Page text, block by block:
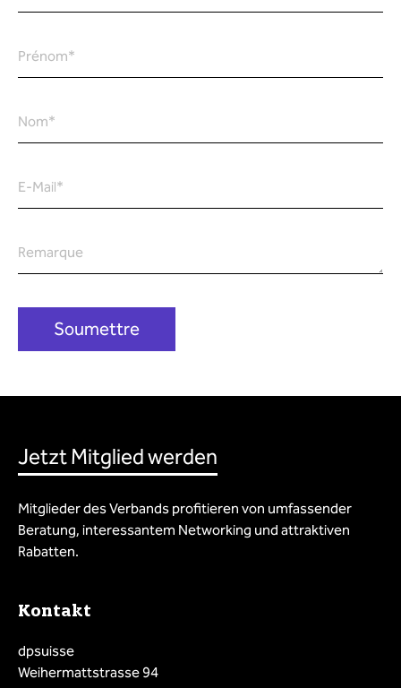
Prénom*
Nom*
E-Mail*
Remarque
Jetzt Mitglied werden
Mitglieder des Verbands profitieren von umfassender
Beratung, interessantem Networking und attraktiven
Rabatten.
Kontakt
dpsuisse
Weihermattstrasse 94